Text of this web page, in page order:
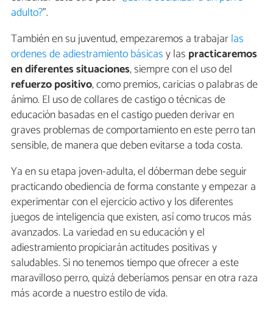
adulto?".
También en su juventud, empezaremos a trabajarlas
ordenes de adiestramiento básicasy las practicaremos
en diferentes situaciones, siempre con el uso del
refuerzo positivo, como premios, caricias o palabras de
ánimo. El uso de collares de castigo o técnicas de
educación basadas en el castigo pueden derivar en
graves problemas de comportamiento en este perro tan
sensible, de manera que deben evitarse a toda costa.
Ya en su etapa joven-adulta, el dóberman debe seguir
practicando obediencia de forma constante y empezar a
experimentar con el ejercicio activo y los diferentes
juegos de inteligencia que existen, así como trucos más
avanzados. La variedad en su educación y el
adiestramiento propiciarán actitudes positivas y
saludables. Si no tenemos tiempo que ofrecer a este
maravilloso perro, quizá deberíamos pensar en otra raza
más acorde a nuestro estilo de vida.